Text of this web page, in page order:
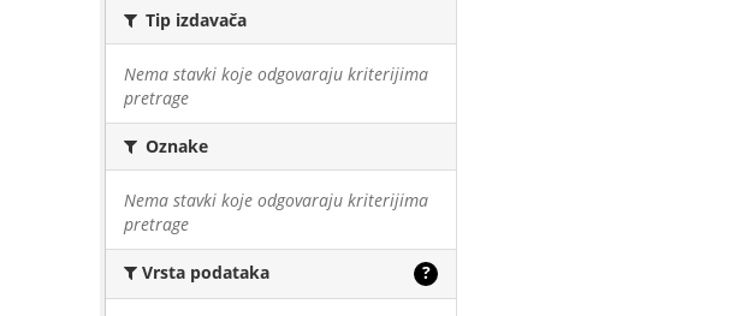
Tip izdavača
Nema stavki koje odgovaraju kriterijima
pretrage
Oznake
Nema stavki koje odgovaraju kriterijima
pretrage
Vrsta podataka ?